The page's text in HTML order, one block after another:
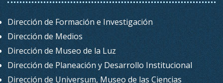
Dirección de Formación e Investigación
Dirección de Medios
Dirección de Museo de la Luz
Dirección de Planeación y Desarrollo Institucional
Dirección de Universum, Museo de las Ciencias